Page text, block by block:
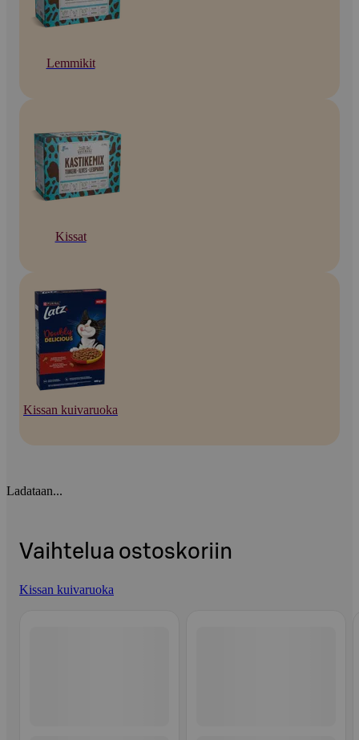
Lemmikit
Kissat
Kissan kuivaruoka
Ladataan...
Vaihtelua ostoskoriin
Kissan kuivaruoka